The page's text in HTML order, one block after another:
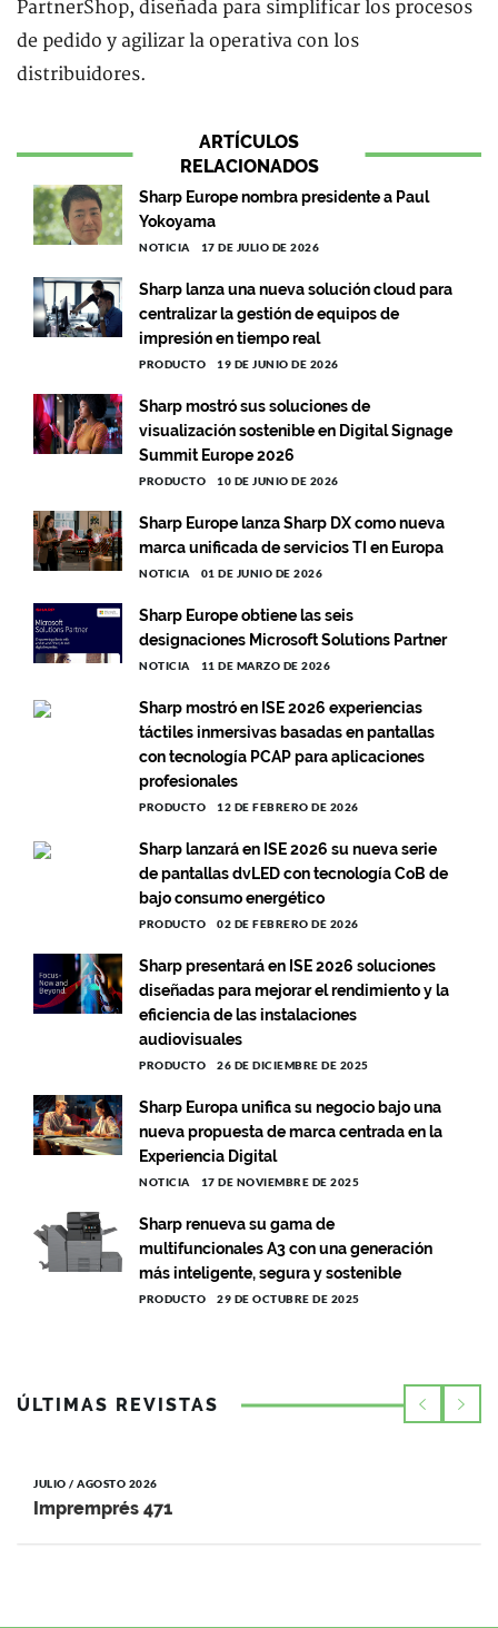
PartnerShop, diseñada para simplificar los procesos
de pedido y agilizar la operativa con los
distribuidores.
ARTÍCULOS
RELACIONADOS
Sharp Europe nombra presidente a Paul
Yokoyama
NOTICIA 17 DE JULIO DE 2026
Sharp lanza una nueva solución cloud para
centralizar la gestión de equipos de
impresión en tiempo real
PRODUCTO 19 DE JUNIO DE 2026
Sharp mostró sus soluciones de
visualización sostenible en Digital Signage
Summit Europe 2026
PRODUCTO 10 DE JUNIO DE 2026
Sharp Europe lanza Sharp DX como nueva
marca unificada de servicios TI en Europa
NOTICIA 01 DE JUNIO DE 2026
Sharp Europe obtiene las seis
designaciones Microsoft Solutions Partner
NOTICIA 11 DE MARZO DE 2026
Sharp mostró en ISE 2026 experiencias
táctiles inmersivas basadas en pantallas
con tecnología PCAP para aplicaciones
profesionales
PRODUCTO 12 DE FEBRERO DE 2026
Sharp lanzará en ISE 2026 su nueva serie
de pantallas dvLED con tecnología CoB de
bajo consumo energético
PRODUCTO 02 DE FEBRERO DE 2026
Sharp presentará en ISE 2026 soluciones
diseñadas para mejorar el rendimiento y la
eficiencia de las instalaciones
audiovisuales
PRODUCTO 26 DE DICIEMBRE DE 2025
Sharp Europa unifica su negocio bajo una
nueva propuesta de marca centrada en la
Experiencia Digital
NOTICIA 17 DE NOVIEMBRE DE 2025
Sharp renueva su gama de
multifuncionales A3 con una generación
más inteligente, segura y sostenible
PRODUCTO 29 DE OCTUBRE DE 2025
ÚLTIMAS REVISTAS
JULIO / AGOSTO 2026
Impremprés 471